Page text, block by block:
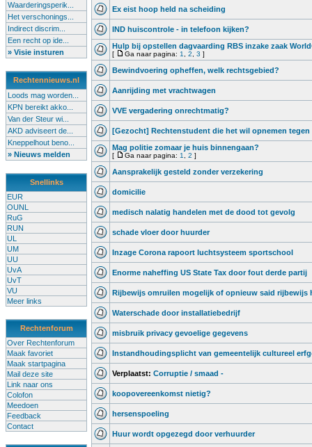
Waarderingsperik...
Het verschonings...
Indirect discrim...
Een recht op ide...
» Visie insturen
Rechtennieuws.nl
Loods mag worden...
KPN bereikt akko...
Van der Steur wi...
AKD adviseert de...
Kneppelhout beno...
» Nieuws melden
Snellinks
EUR
OUNL
RuG
RUN
UL
UM
UU
UvA
UvT
VU
Meer links
Rechtenforum
Over Rechtenforum
Maak favoriet
Maak startpagina
Mail deze site
Link naar ons
Colofon
Meedoen
Feedback
Contact
Ex eist hoop held na scheiding
IND huiscontrole - in telefoon kijken?
Hulp bij opstellen dagvaarding RBS inzake zaak
[ Ga naar pagina: 1 2 3 ]
Bewindvoering opheffen, welk rechtsgebied?
Aanrijding met vrachtwagen
VVE vergadering onrechtmatig?
[Gezocht] Rechtenstudent die het wil opnemen tegen
Mag politie zomaar je huis binnengaan?
[ Ga naar pagina: 1 2 ]
Aansprakelijk gesteld zonder verzekering
domicilie
medisch nalatig handelen met de dood tot gevolg
schade vloer door huurder
Inzage Corona rapoort luchtsysteem sportschool
Enorme naheffing US State Tax door fout derde partij
Rijbewijs omruilen mogelijk of opnieuw said rijbewijs
Waterschade door installatiebedrijf
misbruik privacy gevoelige gegevens
Instandhoudingsplicht van gemeentelijk cultureel
Verplaatst: Corruptie / smaad -
koopovereenkomst nietig?
hersenspoeling
Huur wordt opgezegd door verhuurder